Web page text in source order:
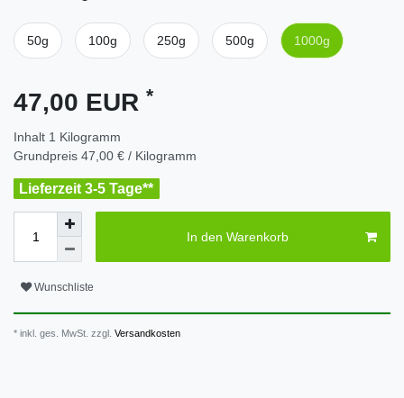
50g 100g 250g 500g 1000g
47,00 EUR *
Inhalt 1 Kilogramm
Grundpreis 47,00 € / Kilogramm
Lieferzeit 3-5 Tage**
In den Warenkorb
Wunschliste
* inkl. ges. MwSt. zzgl. Versandkosten